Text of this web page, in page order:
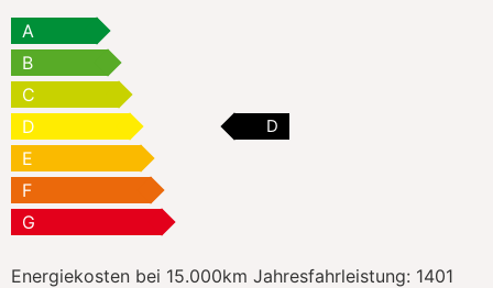
A
B
C
D
D
E
F
G
Energiekosten bei 15.000km Jahresfahrleistung: 1401